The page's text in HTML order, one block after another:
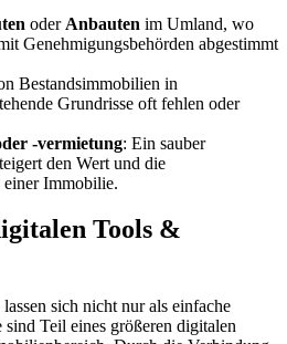
oder Anbauten im Umland, wo
Genehmigungsbehörden abgestimmt
Bestandsimmobilien in
Grundrisse oft fehlen oder
-vermietung: Ein sauber
den Wert und die
einer Immobilie.
Tools &
sich nicht nur als einfache
Teil eines größeren digitalen